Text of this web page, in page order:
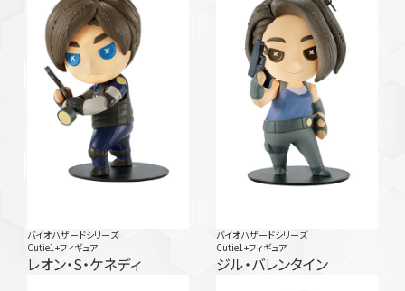
バイオハザードシリーズ
Cutie1+フィギュア
レオン・S・ケネディ
バイオハザードシリーズ
Cutie1+フィギュア
ジル・バレンタイン